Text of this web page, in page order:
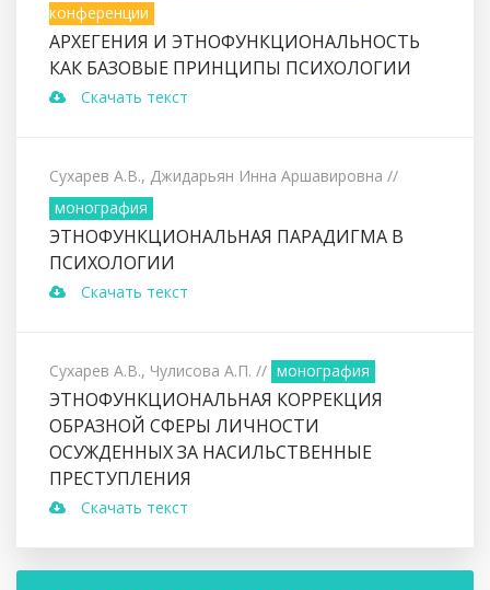
конференции
АРХЕГЕНИЯ И ЭТНОФУНКЦИОНАЛЬНОСТЬ
КАК БАЗОВЫЕ ПРИНЦИПЫ ПСИХОЛОГИИ
Скачать текст
Сухарев А.В., Джидарьян Инна Аршавировна //
монография
ЭТНОФУНКЦИОНАЛЬНАЯ ПАРАДИГМА В
ПСИХОЛОГИИ
Скачать текст
Сухарев А.В., Чулисова А.П. // монография
ЭТНОФУНКЦИОНАЛЬНАЯ КОРРЕКЦИЯ
ОБРАЗНОЙ СФЕРЫ ЛИЧНОСТИ
ОСУЖДЕННЫХ ЗА НАСИЛЬСТВЕННЫЕ
ПРЕСТУПЛЕНИЯ
Скачать текст